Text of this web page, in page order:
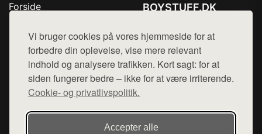
Vi bruger cookies på vores hjemmeside for at
forbedre din oplevelse, vise mere relevant
indhold og analysere trafikken. Kort sagt: for at
siden fungerer bedre – ikke for at være irriterende.
Cookie- og privatlivspolitik.
Accepter alle
Forside
Top Rabatter
Kontakt
BOYSTUFF.DK
Mail: hej@want.dk
Cookie- og privatlivspolitik
Denne side er en del af want.dk, der udgiver en række